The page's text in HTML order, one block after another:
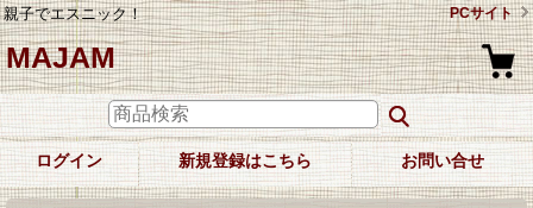
親子でエスニック！ PCサイト
MAJAM
ログイン 新規登録はこちら お問い合せ